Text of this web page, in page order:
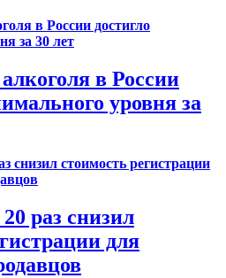
в России
уровня за
раз снизил
для